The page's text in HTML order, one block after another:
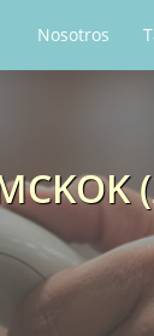
Nosotros